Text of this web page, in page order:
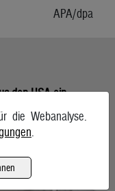
APA/dpa
den USA ein
die Webanalyse.